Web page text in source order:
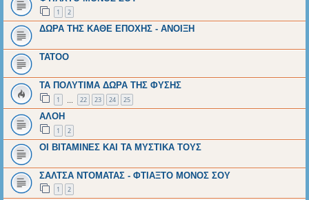
1 2
ΔΩΡΑ ΤΗΣ ΚΑΘΕ ΕΠΟΧΗΣ - ΑΝΟΙΞΗ
ΤΑΤΟΟ
ΤΑ ΠΟΛΥΤΙΜΑ ΔΩΡΑ ΤΗΣ ΦΥΣΗΣ
1 22 23 24 25
ΑΛΟΗ
1 2
ΟΙ ΒΙΤΑΜΙΝΕΣ ΚΑΙ ΤΑ ΜΥΣΤΙΚΑ ΤΟΥΣ
ΣΑΛΤΣΑ ΝΤΟΜΑΤΑΣ - ΦΤΙΑΞΤΟ ΜΟΝΟΣ ΣΟΥ
1 2